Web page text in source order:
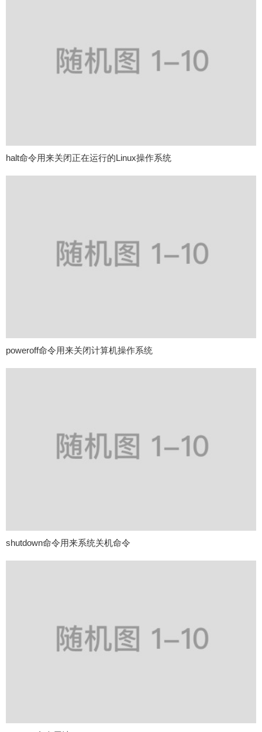
halt命令用来关闭正在运行的Linux操作系统
poweroff命令用来关闭计算机操作系统
shutdown命令用来系统关机命令